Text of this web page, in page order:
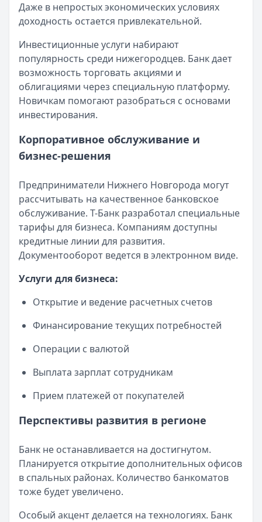
Даже в непростых экономических условиях
доходность остается привлекательной.
Инвестиционные услуги набирают
популярность среди нижегородцев. Банк дает
возможность торговать акциями и
облигациями через специальную платформу.
Новичкам помогают разобраться с основами
инвестирования.
Корпоративное обслуживание и
бизнес-решения
Предприниматели Нижнего Новгорода могут
рассчитывать на качественное банковское
обслуживание. Т-Банк разработал специальные
тарифы для бизнеса. Компаниям доступны
кредитные линии для развития.
Документооборот ведется в электронном виде.
Услуги для бизнеса:
Открытие и ведение расчетных счетов
Финансирование текущих потребностей
Операции с валютой
Выплата зарплат сотрудникам
Прием платежей от покупателей
Перспективы развития в регионе
Банк не останавливается на достигнутом.
Планируется открытие дополнительных офисов
в спальных районах. Количество банкоматов
тоже будет увеличено.
Особый акцент делается на технологиях. Банк